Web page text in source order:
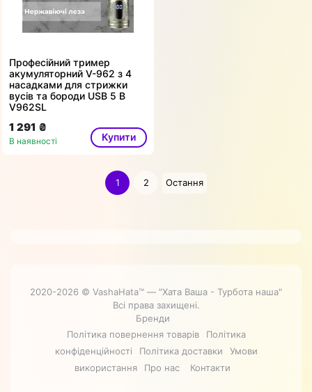
Професійний тример
акумуляторний V-962 з 4
насадками для стрижки
вусів та бороди USB 5 В
V962SL
1 291 ₴
В наявності Купити
1 2 Остання
2020-2026 © VashaHata™ — "Хата Ваша - Турбота наша"
Всі права захищені.
Бренди
Політика повернення товарів
Політика
конфіденційності
Політика доставки
Умови
використання
Про нас Контакти